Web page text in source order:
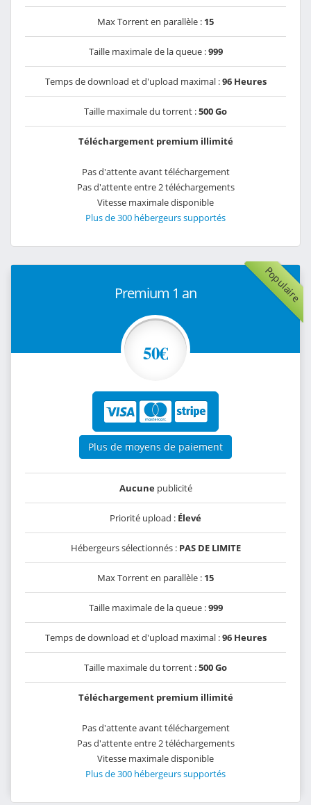
Max Torrent en parallèle : 15
Taille maximale de la queue :999
Temps de download et d'upload maximal :96 Heures
Taille maximale du torrent :500 Go
Téléchargement premium illimité
Pas d'attente avant téléchargement
Pas d'attente entre 2 téléchargements
Vitesse maximale disponible
Plus de 300 hébergeurs supportés
Populaire
Premium 1 an
50€
Plus de moyens de paiement
Aucunepublicité
Priorité upload : Élevé
Hébergeurs sélectionnés : PAS DE LIMITE
Max Torrent en parallèle : 15
Taille maximale de la queue :999
Temps de download et d'upload maximal :96 Heures
Taille maximale du torrent :500 Go
Téléchargement premium illimité
Pas d'attente avant téléchargement
Pas d'attente entre 2 téléchargements
Vitesse maximale disponible
Plus de 300 hébergeurs supportés